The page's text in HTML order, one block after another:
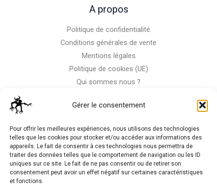
Gérer le consentement
Pour offrir les meilleures expériences, nous utilisons des technologies
telles que les cookies pour stocker et/ou accéder aux informations des
appareils. Le fait de consentir à ces technologies nous permettra de
traiter des données telles que le comportement de navigation ou les ID
uniques sur ce site. Le fait de ne pas consentir ou de retirer son
consentement peut avoir un effet négatif sur certaines caractéristiques
et fonctions.
A propos
Politique de confidentialité
Conditions générales de vente
Mentions légales
Politique de cookies (UE)
Qui sommes nous ?
La Moto n'est pas notre seule passion, venez visiter notre
shop de RC